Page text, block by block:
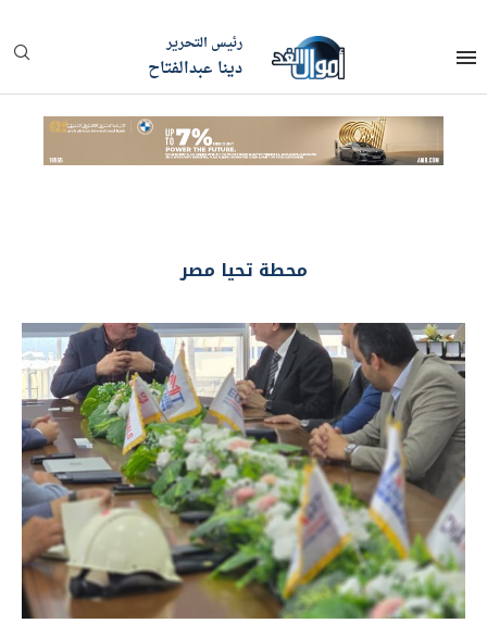
رئيس التحرير
دينا عبدالفتاح
محطة تحيا مصر